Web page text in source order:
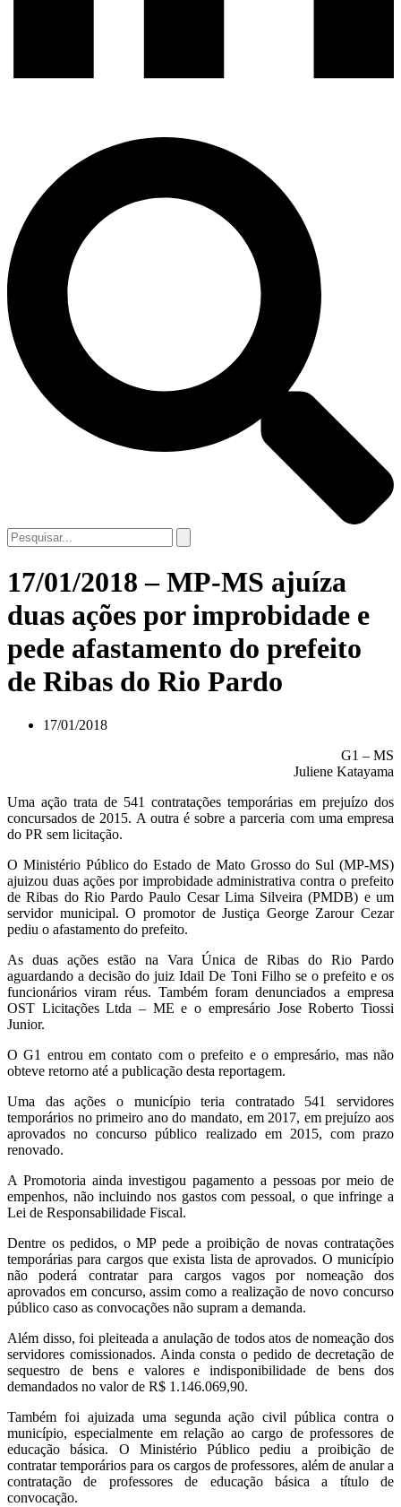
17/01/2018 – MP-MS ajuíza
duas ações por improbidade e
pede afastamento do prefeito
de Ribas do Rio Pardo
17/01/2018
G1 – MS
Juliene Katayama
Uma ação trata de 541 contratações temporárias em prejuízo dos
concursados de 2015. A outra é sobre a parceria com uma empresa
do PR sem licitação.
O Ministério Público do Estado de Mato Grosso do Sul (MP-MS)
ajuizou duas ações por improbidade administrativa contra o prefeito
de Ribas do Rio Pardo Paulo Cesar Lima Silveira (PMDB) e um
servidor municipal. O promotor de Justiça George Zarour Cezar
pediu o afastamento do prefeito.
As duas ações estão na Vara Única de Ribas do Rio Pardo
aguardando a decisão do juiz Idail De Toni Filho se o prefeito e os
funcionários viram réus. Também foram denunciados a empresa
OST Licitações Ltda – ME e o empresário Jose Roberto Tiossi
Junior.
O G1 entrou em contato com o prefeito e o empresário, mas não
obteve retorno até a publicação desta reportagem.
Uma das ações o município teria contratado 541 servidores
temporários no primeiro ano do mandato, em 2017, em prejuízo aos
aprovados no concurso público realizado em 2015, com prazo
renovado.
A Promotoria ainda investigou pagamento a pessoas por meio de
empenhos, não incluindo nos gastos com pessoal, o que infringe a
Lei de Responsabilidade Fiscal.
Dentre os pedidos, o MP pede a proibição de novas contratações
temporárias para cargos que exista lista de aprovados. O município
não poderá contratar para cargos vagos por nomeação dos
aprovados em concurso, assim como a realização de novo concurso
público caso as convocações não supram a demanda.
Além disso, foi pleiteada a anulação de todos atos de nomeação dos
servidores comissionados. Ainda consta o pedido de decretação de
sequestro de bens e valores e indisponibilidade de bens dos
demandados no valor de R$ 1.146.069,90.
Também foi ajuizada uma segunda ação civil pública contra o
município, especialmente em relação ao cargo de professores de
educação básica. O Ministério Público pediu a proibição de
contratar temporários para os cargos de professores, além de anular a
contratação de professores de educação básica a título de
convocação.